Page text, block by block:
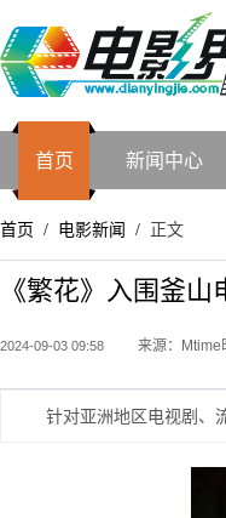
首页 新闻中心
首页 / 电影新闻 / 正文
《繁花》入围釜
2024-09-03 09:58 来源：Mtime
针对亚洲地区电视剧、